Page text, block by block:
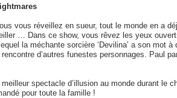
vous réveillez en sueur, tout le monde en a
… Dans ce show, vous rêvez les yeux
la méchante sorcière ‘Devilina’ a son mot à
d’autres funestes personnages. Paul
spectacle d’illusion au monde durant le
pour toute la famille !